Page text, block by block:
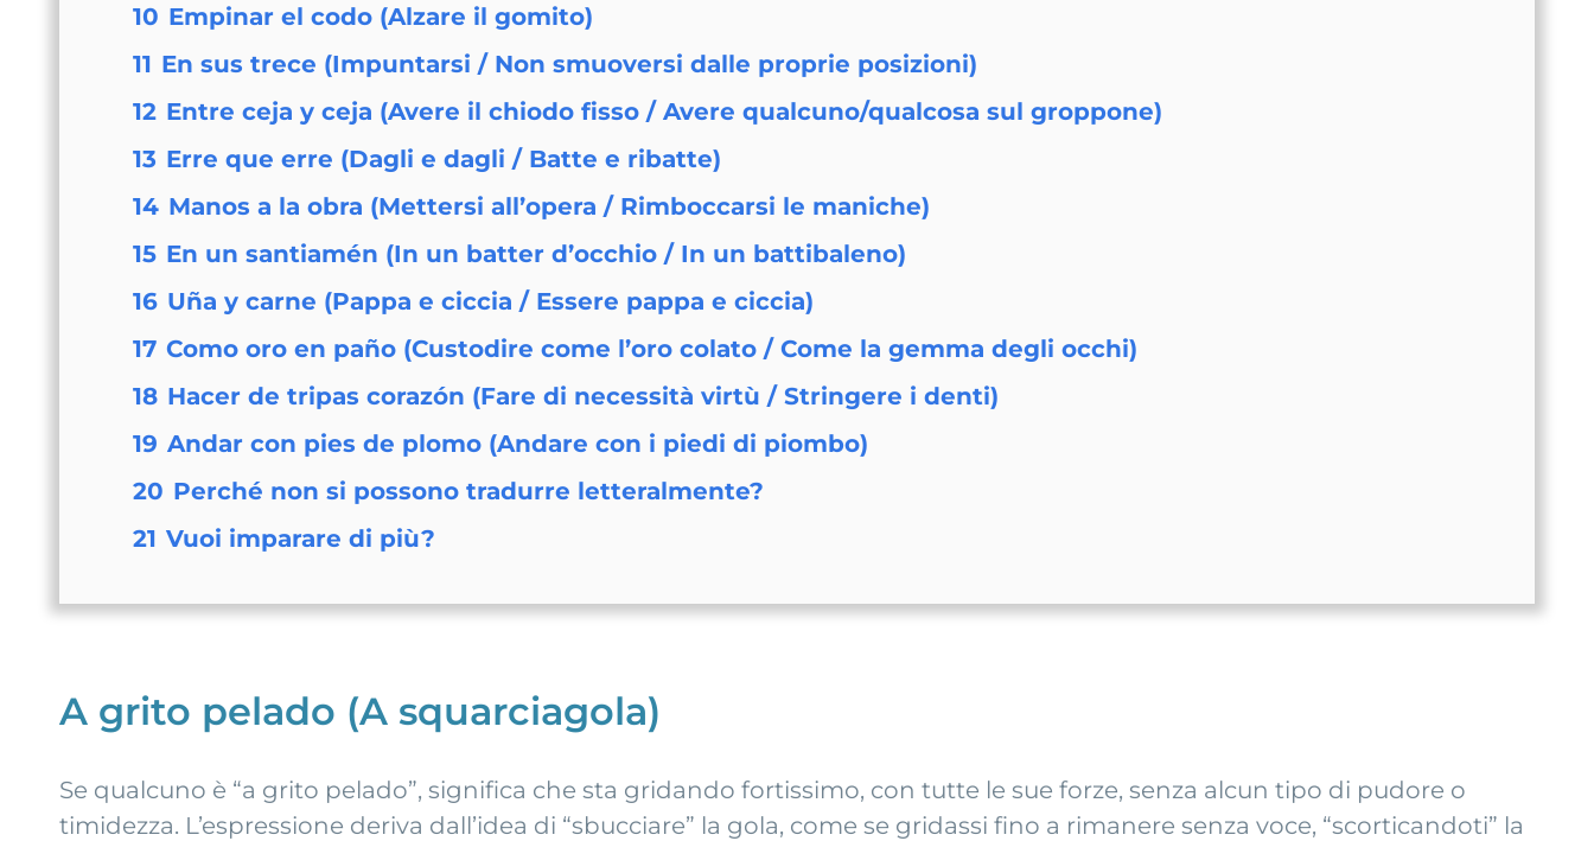
10 Empinar el codo (Alzare il gomito)
11 En sus trece (Impuntarsi / Non smuoversi dalle proprie posizioni)
12 Entre ceja y ceja (Avere il chiodo fisso / Avere qualcuno/qualcosa sul groppone)
13 Erre que erre (Dagli e dagli / Batte e ribatte)
14 Manos a la obra (Mettersi all’opera / Rimboccarsi le maniche)
15 En un santiamén (In un batter d’occhio / In un battibaleno)
16 Uña y carne (Pappa e ciccia / Essere pappa e ciccia)
17 Como oro en paño (Custodire come l’oro colato / Come la gemma degli occhi)
18 Hacer de tripas corazón (Fare di necessità virtù / Stringere i denti)
19 Andar con pies de plomo (Andare con i piedi di piombo)
20 Perché non si possono tradurre letteralmente?
21 Vuoi imparare di più?
A grito pelado (A squarciagola)
Se qualcuno è “a grito pelado”, significa che sta gridando fortissimo, con tutte le sue forze, senza alcun tipo di pudore o
timidezza. L’espressione deriva dall’idea di “sbucciare” la gola, come se gridassi fino a rimanere senza voce, “scorticandoti” la